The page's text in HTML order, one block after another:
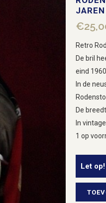
€
Retro
De bril
eind
In de
De
In
1 op
Let